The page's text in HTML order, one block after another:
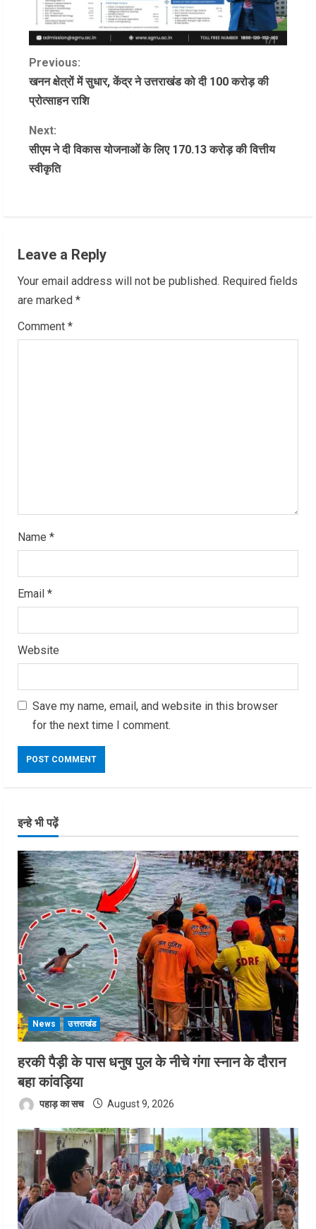
C
o
n
t
e
R
e
Previous:
खनन क्षेत्रों में सुधार, केंद्र ने उत्तराखंड को दी 100 करोड़ की
प्रोत्साहन राशि
Next:
सीएम ने दी विकास योजनाओं के लिए 170.13 करोड़ की वित्तीय
स्वीकृति
Leave a Reply
Your email address will not be published. Required fields
are marked *
Comment *
Name *
Email *
Website
Save my name, email, and website in this browser
for the next time I comment.
इन्हे भी पढ़ें
News उत्तराखंड
हरकी पैड़ी के पास धनुष पुल के नीचे गंगा स्नान के दौरान
बहा कांवड़िया
पहाड़ का सच August 9, 2026